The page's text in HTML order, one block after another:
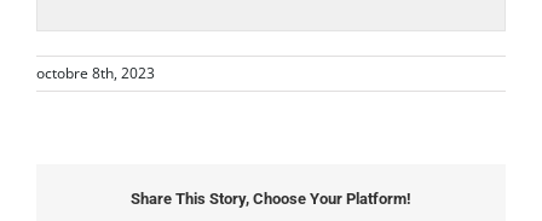
octobre 8th, 2023
Share This Story, Choose Your Platform!